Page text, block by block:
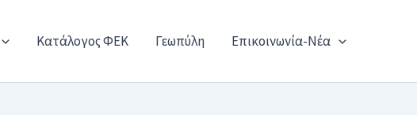
Κατάλογος ΦΕΚ Γεωπύλη Επικοινωνία-Νέα